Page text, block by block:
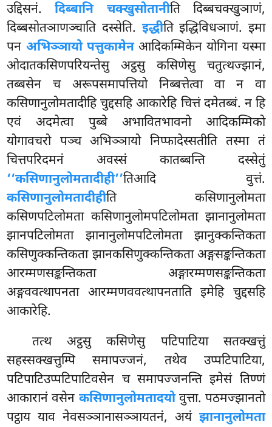
उद्दिसनं.दिब्बानि चक्खुसोतानीति दिब्बचक्खुञाणं,
दिब्बसोतञाणञ्चाति दस्सेति. इद्धीति इद्धिविधञाणं. इमा
पन अभिञ्ञायो पत्तुकामेनआदिकम्मिकेन योगिना यस्मा
ओदातकसिणपरियन्तेसु अट्ठसु कसिणेसु चतुत्थज्झानं,
तब्बसेन च अरूपसमापत्तियो निब्बत्तेत्वा वा न वा
कसिणानुलोमतादीहि चुद्दसहि आकारेहि चित्तं दमेतब्बं. न हि
एवं अदमेत्वा पुब्बे अभावितभावनो आदिकम्मिको
योगावचरो पञ्च अभिञ्ञायो निप्फादेस्सतीति तस्मा तं
चित्तपरिदमनं अवस्सं कातब्बन्ति दस्सेतुं
‘‘कसिणानुलोमतादीही’’तिआदि वुत्तं.
कसिणानुलोमतादीहीति कसिणानुलोमता
कसिणपटिलोमता कसिणानुलोमपटिलोमता झानानुलोमता
झानपटिलोमता झानानुलोमपटिलोमता झानुक्कन्तिकता
कसिणुक्कन्तिकता झानकसिणुक्कन्तिकता अङ्गसङ्कन्तिकता
आरम्मणसङ्कन्तिकता अङ्गारम्मणसङ्कन्तिकता
अङ्गववत्थापनता आरम्मणववत्थापनताति इमेहि चुद्दसहि
आकारेहि.
तत्थ अट्ठसु कसिणेसु पटिपाटिया सतक्खत्तुं
सहस्सक्खत्तुम्पि समापज्जनं, तथेव उप्पटिपाटिया,
पटिपाटिउप्पटिपाटिवसेन च समापज्जनन्ति इमेसं तिण्णं
आकारानं वसेन कसिणानुलोमतादयोवुत्ता. पठमज्झानतो
पट्ठाय याव नेवसञ्ञानासञ्ञायतनं, अयं झानानुलोमता